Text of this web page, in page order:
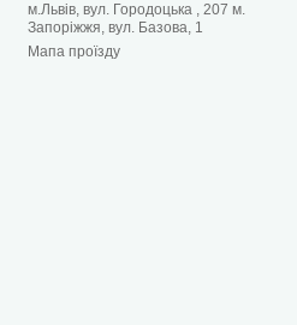
м.Львів, вул. Городоцька , 207 м.
Запоріжжя, вул. Базова, 1
Мапа проїзду